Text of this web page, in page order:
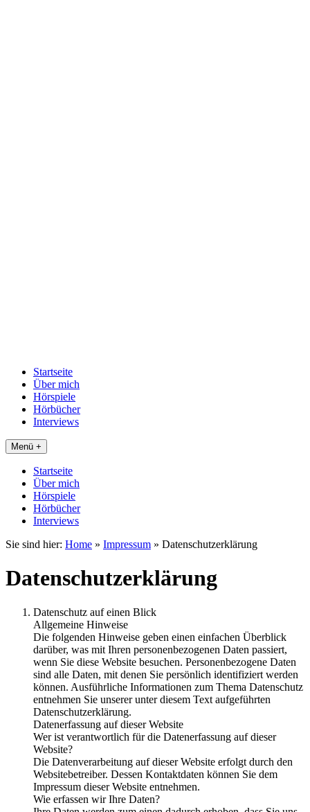
Startseite
Über mich
Hörspiele
Hörbücher
Interviews
Menü +
Startseite
Über mich
Hörspiele
Hörbücher
Interviews
Sie sind hier: Home » Impressum » Datenschutzerklärung
Datenschutzerklärung
Datenschutz auf einen Blick
Allgemeine Hinweise
Die folgenden Hinweise geben einen einfachen Überblick
darüber, was mit Ihren personenbezogenen Daten passiert,
wenn Sie diese Website besuchen. Personenbezogene Daten
sind alle Daten, mit denen Sie persönlich identifiziert werden
können. Ausführliche Informationen zum Thema Datenschutz
entnehmen Sie unserer unter diesem Text aufgeführten
Datenschutzerklärung.
Datenerfassung auf dieser Website
Wer ist verantwortlich für die Datenerfassung auf dieser
Website?
Die Datenverarbeitung auf dieser Website erfolgt durch den
Websitebetreiber. Dessen Kontaktdaten können Sie dem
Impressum dieser Website entnehmen.
Wie erfassen wir Ihre Daten?